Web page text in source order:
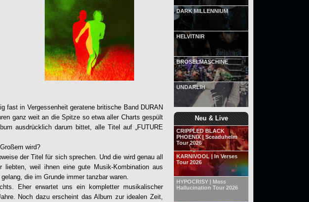
DARK MILLENNIUM
HELVITNIR
BRÖSELMASCHINE
UNDARLIH
Neu & Live
CRIPPLED BLACK
PHOENIX | Sceaduhelm
Tour 2026
KARNIVOOL | In Verses
Tour 2026
HYPOCRISY | Mass
Hallucination Tour 2026
fast in Vergessenheit geratene britische Band DURAN
ganz weit an die Spitze so etwa aller Charts gespült
ausdrücklich darum bittet, alle Titel auf „ FUTURE
wird?
der Titel für sich sprechen. Und die wird genau all
weil ihnen eine gute Musik-Kombination aus
die im Grunde immer tanzbar waren.
Eher erwartet uns ein kompletter musikalischer
Noch dazu erscheint das Album zur idealen Zeit,